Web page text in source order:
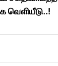
வெளியீடு..!